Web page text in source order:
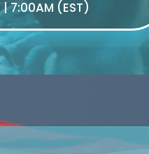
7:00AM (EST)